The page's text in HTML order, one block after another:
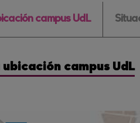
campus UdL
ubicación campus UdL